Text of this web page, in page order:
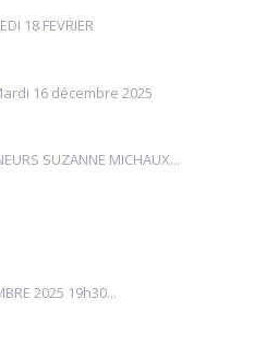
18 FEVRIER
16 décembre 2025
SUZANNE MICHAUX...
2025 19h30...